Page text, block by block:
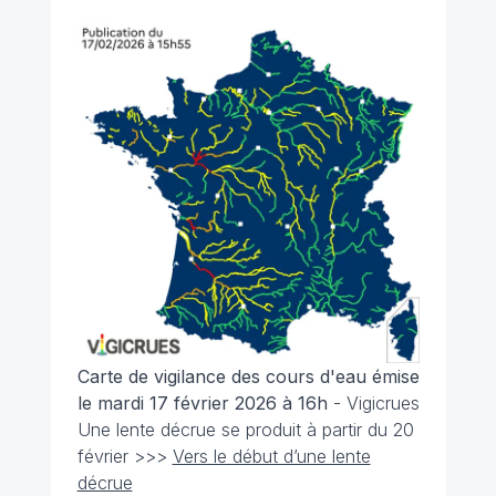
Carte de vigilance des cours d'eau émise
le mardi 17 février 2026 à 16h - Vigicrues
Une lente décrue se produit à partir du 20
février >>> Vers le début d’une lente
décrue